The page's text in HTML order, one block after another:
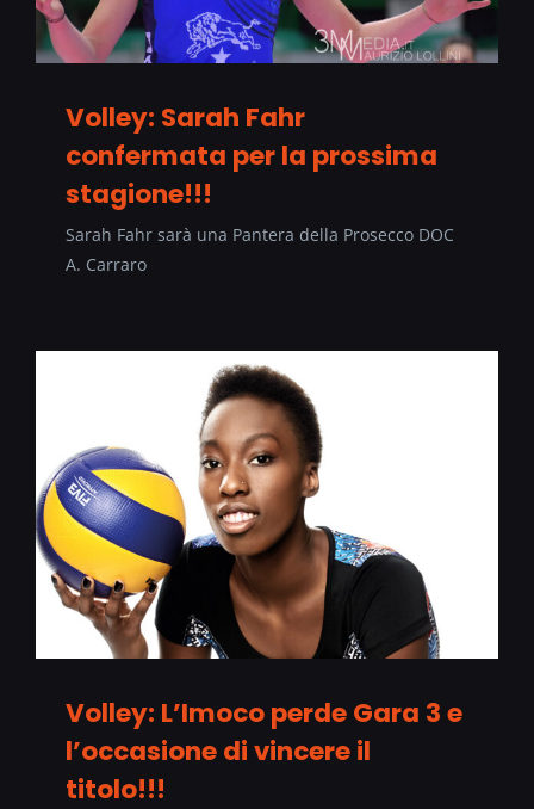
Volley: Sarah Fahr
confermata per la prossima
stagione!!!
Sarah Fahr sarà una Pantera della Prosecco DOC
A. Carraro
Volley: L’Imoco perde Gara 3 e
l’occasione di vincere il
titolo!!!